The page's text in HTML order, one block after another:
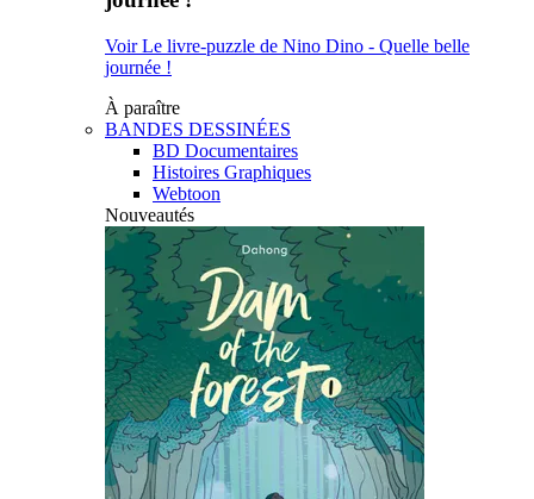
Voir Le livre-puzzle de Nino Dino - Quelle belle
journée !
À paraître
BANDES DESSINÉES
BD Documentaires
Histoires Graphiques
Webtoon
Nouveautés